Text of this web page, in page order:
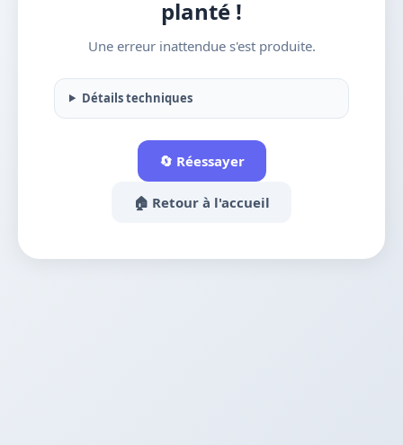
planté !
Une erreur inattendue s'est produite.
Détails techniques
🔄 Réessayer
🏠 Retour à l'accueil